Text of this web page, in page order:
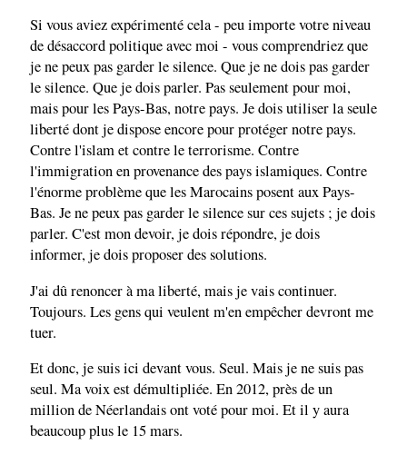
Si vous aviez expérimenté cela - peu importe votre niveau
de désaccord politique avec moi - vous comprendriez que
je ne peux pas garder le silence. Que je ne dois pas garder
le silence. Que je dois parler. Pas seulement pour moi,
mais pour les Pays-Bas, notre pays. Je dois utiliser la seule
liberté dont je dispose encore pour protéger notre pays.
Contre l'islam et contre le terrorisme. Contre
l'immigration en provenance des pays islamiques. Contre
l'énorme problème que les Marocains posent aux Pays-
Bas. Je ne peux pas garder le silence sur ces sujets ; je dois
parler. C'est mon devoir, je dois répondre, je dois
informer, je dois proposer des solutions.
J'ai dû renoncer à ma liberté, mais je vais continuer.
Toujours. Les gens qui veulent m'en empêcher devront me
tuer.
Et donc, je suis ici devant vous. Seul. Mais je ne suis pas
seul. Ma voix est démultipliée. En 2012, près de un
million de Néerlandais ont voté pour moi. Et il y aura
beaucoup plus le 15 mars.